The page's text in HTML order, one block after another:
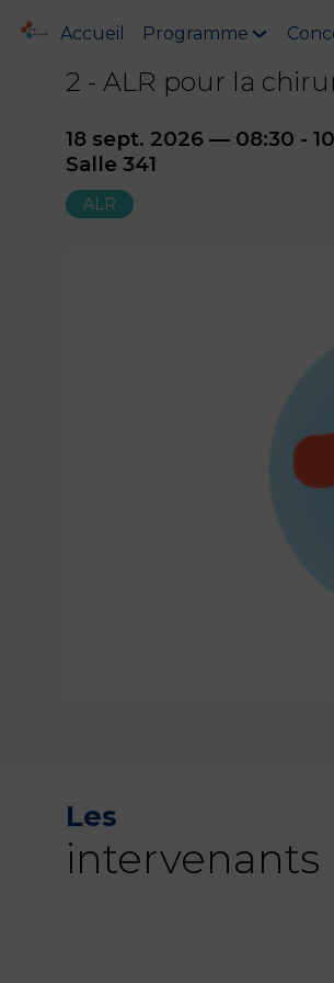
Accueil Programme
2 - ALR pour la
18 sept. 2026 — 08:30 -
Salle 341
ALR
Les
intervenants